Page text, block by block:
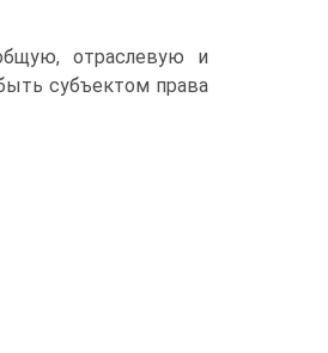
отраслевую и
субъектом права